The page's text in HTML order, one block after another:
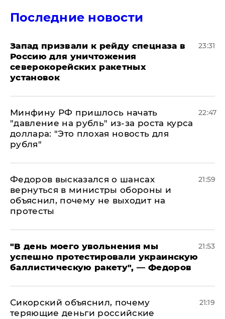
Последние новости
Запад призвали к рейду спецназа в
Россию для уничтожения
северокорейских ракетных
установок
23:31
Минфину РФ пришлось начать
"давление на рубль" из-за роста курса
доллара: "Это плохая новость для
рубля"
22:47
Федоров высказался о шансах
вернуться в министры обороны и
объяснил, почему не выходит на
протесты
21:59
​"В день моего увольнения мы
успешно протестировали украинскую
баллистическую ракету", — Федоров
21:53
Сикорский объяснил, почему
теряющие деньги российские
21:19